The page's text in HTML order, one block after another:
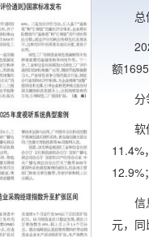
额
分
软
11.4%
12.9%
信
元，